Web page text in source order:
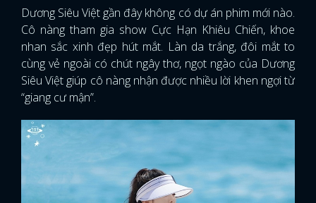
Dương Siêu Việt gần đây không có dự án phim mới nào.
Cô nàng tham gia show Cực Hạn Khiêu Chiến, khoe
nhan sắc xinh đẹp hút mắt. Làn da trắng, đôi mắt to
cùng vẻ ngoài có chút ngây thơ, ngọt ngào của Dương
Siêu Việt giúp cô nàng nhận được nhiều lời khen ngợi từ
“giang cư mận”.